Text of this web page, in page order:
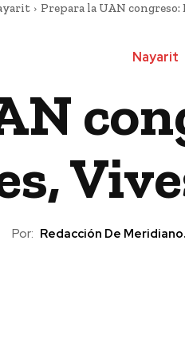
Prepara la UAN congreso:
Nayarit
Por: Redacción De